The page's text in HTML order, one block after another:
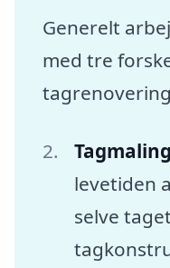
Generelt
med tre
Tagmaling
levetiden
selve